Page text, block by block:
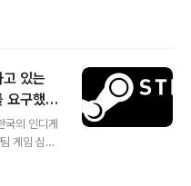
회의 만장
는 연구하
대들을 위
." 한편 북미
임을 계속
저작권
있는
요구했다
의 인디게
게임 심의
락을 받았